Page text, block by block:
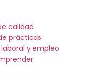
calidad
prácticas
y empleo